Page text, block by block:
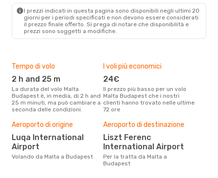
I prezzi indicati in questa pagina sono disponibili negli ultimi 20
giorni per i periodi specificati e non devono essere considerati
il ​​prezzo finale offerto. Si prega di notare che disponibilità e
prezzi sono soggetti a modifiche.
Tempo di volo
2 h and 25 m
La durata del volo Malta
Budapest è, in media, di 2 h and
25 m minuti, ma può cambiare a
seconda delle condizioni.
I voli più economici
24€
Il prezzo più basso per un volo
Malta Budapest che i nostri
clienti hanno trovato nelle ultime
72 ore
Aeroporto di origine
Luqa International
Airport
Volando da Malta a Budapest
Aeroporto di destinazione
Liszt Ferenc
International Airport
Per la tratta da Malta a
Budapest